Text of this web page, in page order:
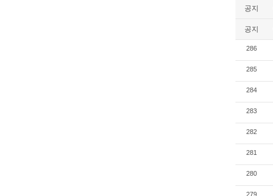
공지
공지
286
285
284
283
282
281
280
279